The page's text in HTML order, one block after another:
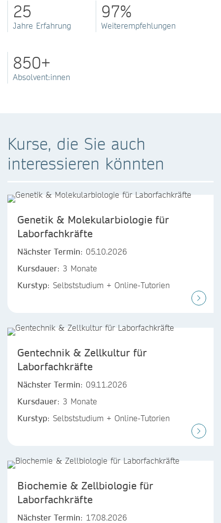
25
Jahre Erfahrung
97%
Weiterempfehlungen
850+
Absolvent:innen
Kurse, die Sie auch
interessieren könnten
Genetik & Molekularbiologie für
Laborfachkräfte
Nächster Termin: 05.10.2026
Kursdauer: 3 Monate
Kurstyp: Selbststudium + Online-Tutorien
Gentechnik & Zellkultur für
Laborfachkräfte
Nächster Termin: 09.11.2026
Kursdauer: 3 Monate
Kurstyp: Selbststudium + Online-Tutorien
Biochemie & Zellbiologie für
Laborfachkräfte
Nächster Termin: 17.08.2026